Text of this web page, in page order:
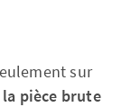
sur
pièce brute